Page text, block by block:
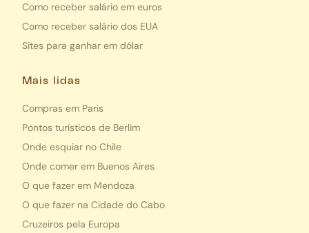
Como receber salário em euros
Como receber salário dos EUA
Sites para ganhar em dólar
Mais lidas
Compras em Paris
Pontos turísticos de Berlim
Onde esquiar no Chile
Onde comer em Buenos Aires
O que fazer em Mendoza
O que fazer na Cidade do Cabo
Cruzeiros pela Europa